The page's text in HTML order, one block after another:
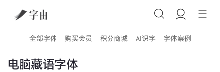
全部字体 购买会员 积分商城 AI识字 字体案例
电脑藏语字体